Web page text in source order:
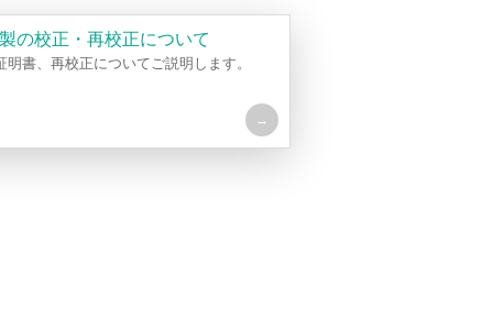
の校正・再校正について
明書、再校正についてご説明します。